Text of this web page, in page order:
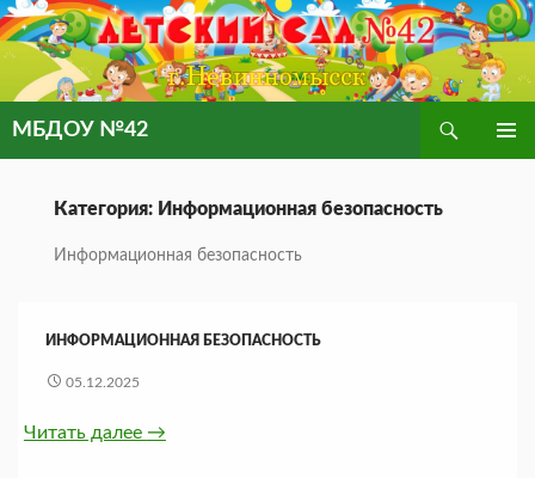
МБДОУ №42
Поиск
СОДЕРЖИМОМУ
Категория: Информационная безопасность
Информационная безопасность
ИНФОРМАЦИОННАЯ БЕЗОПАСНОСТЬ
05.12.2025
Читать далее →